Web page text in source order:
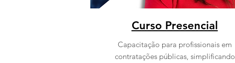
Curso Presencial
Capacitação para profissionais em
contratações públicas, simplificando